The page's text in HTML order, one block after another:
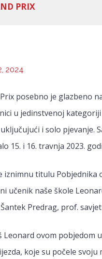
PRIX
2024
posebno je glazbeno
u jedinstvenoj
i solo pjevanje.
15. i 16. travnja 2023.
iznimnu titulu Pobjednika
učenik naše škole
Predrag, prof.
Leonard ovom
koje su počele